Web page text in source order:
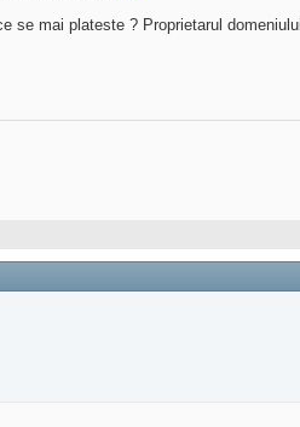
mai plateste ? Proprietarul